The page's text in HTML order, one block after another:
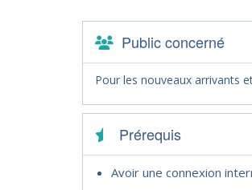
Public concerné
Pour les nouveaux arrivants
Prérequis
Avoir une connexion